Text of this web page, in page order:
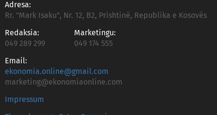
Adresa:
Rr. "Mark Isaku", Nr. 12, B2, Prishtinë, Republika e Kosovës
Redaksia:
049 289 299
Marketingu:
049 174 555
Email:
ekonomia.online@gmail.com
marketing@ekonomiaonline.com
Impressum